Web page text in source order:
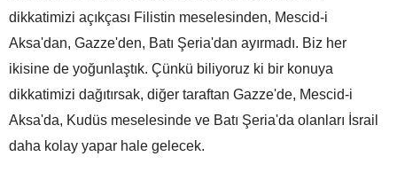
dikkatimizi açıkçası Filistin meselesinden, Mescid-i
Aksa'dan, Gazze'den, Batı Şeria'dan ayırmadı. Biz her
ikisine de yoğunlaştık. Çünkü biliyoruz ki bir konuya
dikkatimizi dağıtırsak, diğer taraftan Gazze'de, Mescid-i
Aksa'da, Kudüs meselesinde ve Batı Şeria'da olanları İsrail
daha kolay yapar hale gelecek.